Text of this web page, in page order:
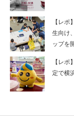
【レ
生向け
ップを
【レ
定で横